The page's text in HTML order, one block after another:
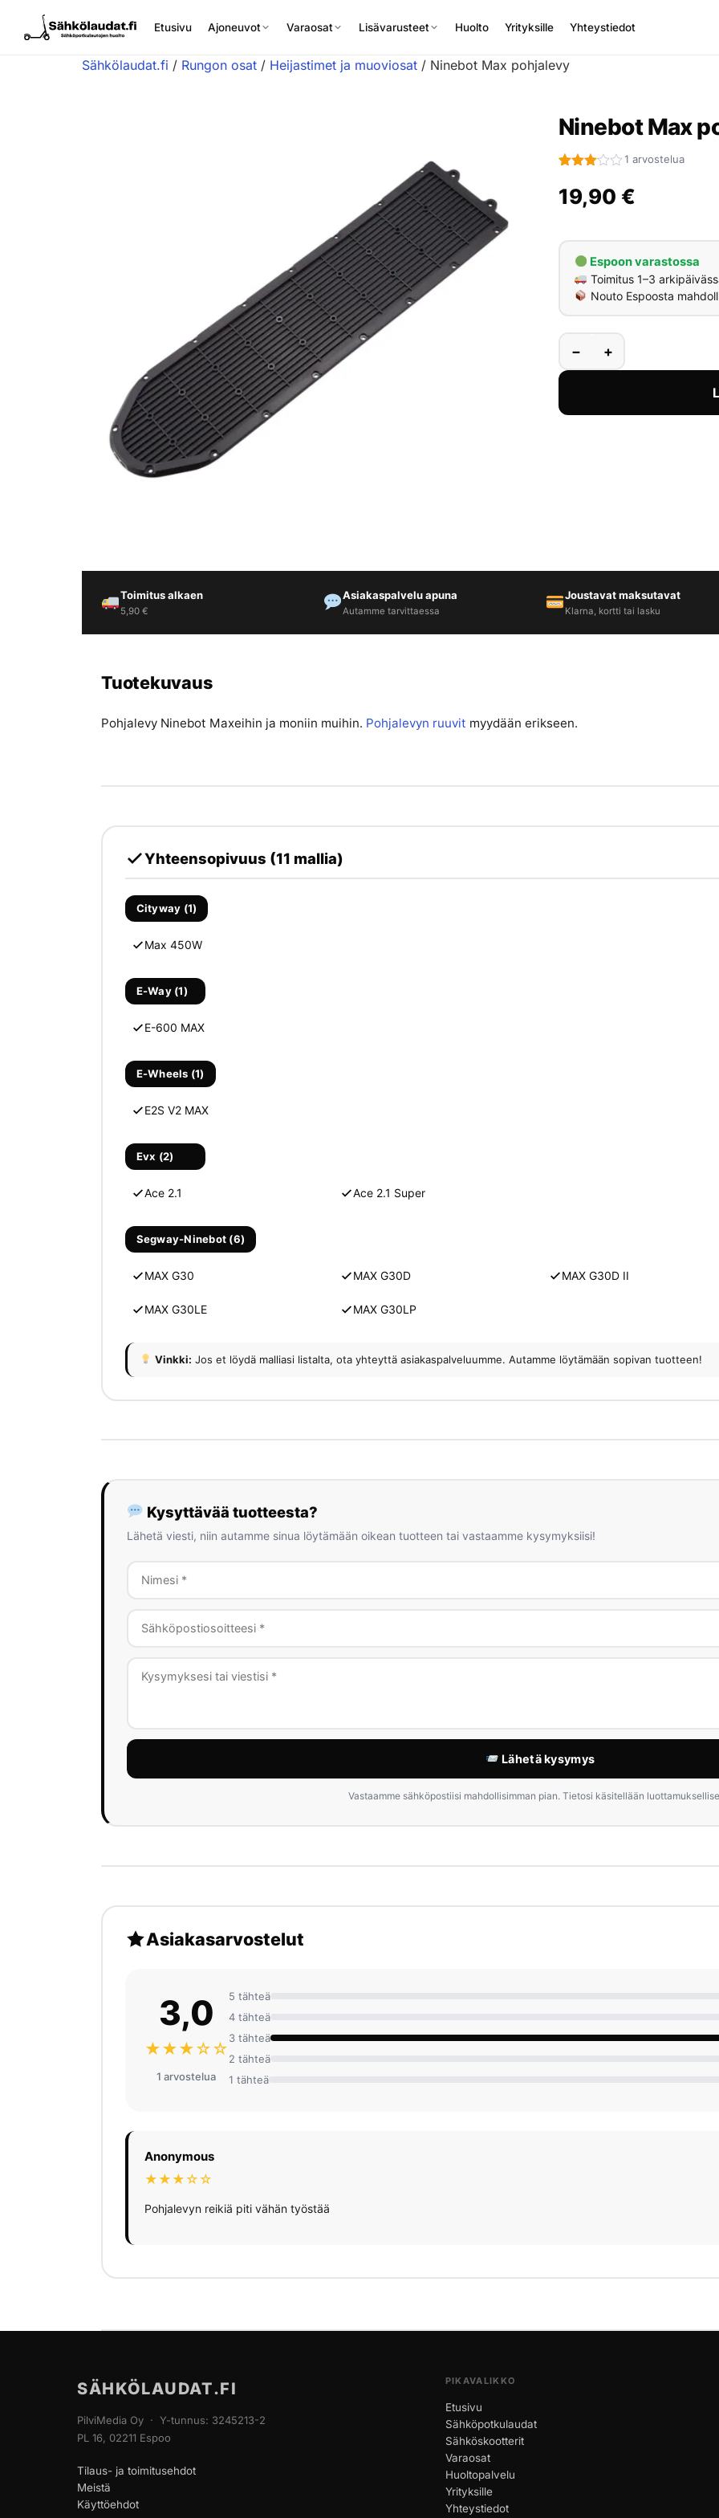
Etusivu Ajoneuvot Varaosat Lisävarusteet Huolto Yrityksille Yhteystiedot
Varaa huolto
Sähkölaudat.fi / Rungon osat / Heijastimet ja muoviosat / Ninebot Max pohjalevy
Ninebot Max
3.00
5:stä
arvotukseen.
1 arvostelua
19,90 €
Espoon varastossa
Toimitus 1–3
Nouto Espoosta
− +
Toimitus alkaen
5,90 €
Asiakaspalvelu apuna
Autamme tarvittaessa
Joustavat maksutavat
Klarna, kortti tai lasku
Tuotekuvaus
Pohjalevy Ninebot Maxeihin ja moniin muihin. Pohjalevyn ruuvit myydään erikseen.
Yhteensopivuus (11 mallia)
Cityway (1)
Max 450W
E-Way (1)
E-600 MAX
E-Wheels (1)
E2S V2 MAX
Evx (2)
Ace 2.1 Ace 2.1 Super
Segway-Ninebot (6)
MAX G30 MAX G30D MAX G30D II
MAX G30LE MAX G30LP
Vinkki: Jos et löydä malliasi listalta, ota yhteyttä asiakaspalveluumme. Autamme löytämään sopivan tuotteen!
Kysyttävää tuotteesta?
Lähetä viesti, niin autamme sinua löytämään oikean tuotteen tai vastaamme kysymyksiisi!
Lähetä kysymys
Vastaamme sähköpostiisi mahdollisimman pian. Tietosi käsitellään
Asiakasarvostelut
3,0
★★★☆☆
1 arvosteluа
5 tähteä
4 tähteä
3 tähteä
2 tähteä
1 tähteä
Anonymous
★★★☆☆
Pohjalevyn reikiä piti vähän työstää
SÄHKÖLAUDAT.FI
PilviMedia Oy · Y-tunnus: 3245213-2
PL 16, 02211 Espoo
Tilaus- ja toimitusehdot
Meistä
Käyttöehdot
PIKAVALIKKO
Etusivu
Sähköpotkulaudat
Sähköskootterit
Varaosat
Huoltopalvelu
Yrityksille
Yhteystiedot